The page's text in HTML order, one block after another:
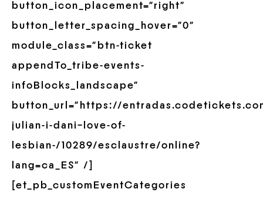
button_icon_placement=”right”
button_letter_spacing_hover=”0″
module_class=”btn-ticket
appendTo_tribe-events-
infoBlocks_landscape”
button_url=”https://
julian-i-dani–love-of-
lesbian-/10289/esclaustre/online?
lang=ca_ES” /]
[et_pb_customEventCategories